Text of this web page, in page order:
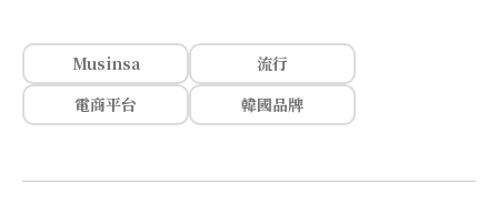
Musinsa
流行
電商平台
韓國品牌